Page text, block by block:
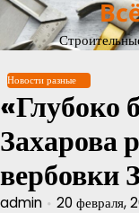
Перейти
содержимому
Новости разные
«Глубоко
Захарова
вербовки
admin 20 февраля,